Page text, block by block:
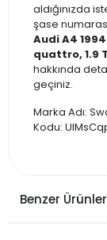
aldığınızda
şase
Audi A4
quattro, 1.9
hakkında
geçiniz.
Marka Adı:
Kodu:
Benzer Ürünler